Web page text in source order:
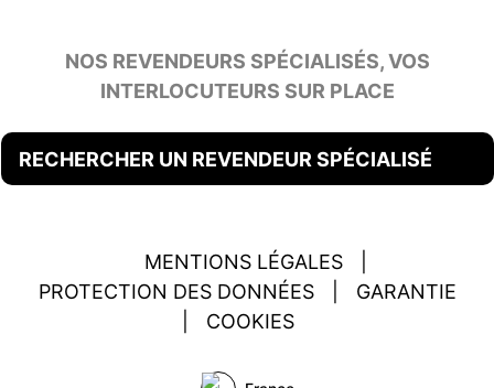
NOS REVENDEURS SPÉCIALISÉS, VOS
INTERLOCUTEURS SUR PLACE
RECHERCHER UN REVENDEUR SPÉCIALISÉ
MENTIONS LÉGALES
PROTECTION DES DONNÉES
GARANTIE
COOKIES